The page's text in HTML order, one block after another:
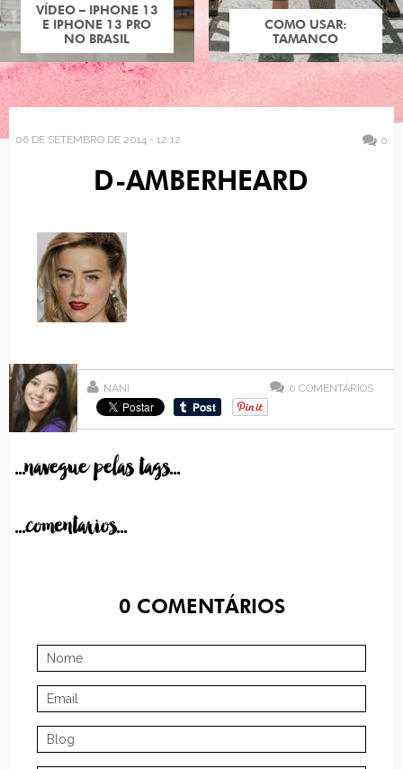
VÍDEO – IPHONE 13
E IPHONE 13 PRO
NO BRASIL
COMO USAR:
TAMANCO
06 DE SETEMBRO DE 2014 - 12:12 0
D-AMBERHEARD
NANI 0 COMENTÁRIOS
...navegue pelas tags...
...comentarios...
0COMENTÁRIOS